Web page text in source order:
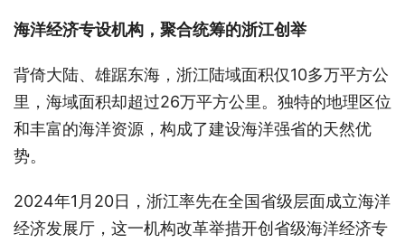
海洋经济专设机构，聚合统筹的浙江创举
背倚大陆、雄踞东海，浙江陆域面积仅10多万平方公
里，海域面积却超过26万平方公里。独特的地理区位
和丰富的海洋资源，构成了建设海洋强省的天然优
势。
2024年1月20日，浙江率先在全国省级层面成立海洋
经济发展厅，这一机构改革举措开创省级海洋经济专